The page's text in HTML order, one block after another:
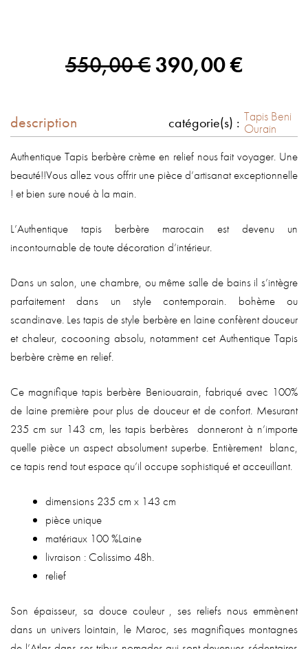
550,00€390,00€
description catégorie(s) : Tapis Beni
Ourain
Authentique Tapis berbère crème en relief nous fait voyager. Une
beauté!!Vous allez vous offrir une pièce d’artisanat exceptionnelle
! et bien sure noué à la main.
L’Authentique tapis berbère marocain est devenu un
incontournable de toute décoration d’intérieur.
Dans un salon, une chambre, ou même salle de bains il s’intègre
parfaitement dans un style contemporain. bohème ou
scandinave. Les tapis de style berbère en laine confèrent douceur
et chaleur, cocooning absolu, notamment cet Authentique Tapis
berbère crème en relief.
Ce magnifique tapis berbère Beniouarain, fabriqué avec 100%
de laine première pour plus de douceur et de confort. Mesurant
235 cm sur 143 cm, les tapis berbères donneront à n’importe
quelle pièce un aspect absolument superbe. Entièrement blanc,
ce tapis rend tout espace qu’il occupe sophistiqué et acceuillant.
dimensions 235 cm x 143 cm
pièce unique
matériaux 100 %Laine
livraison : Colissimo 48h.
relief
Son épaisseur, sa douce couleur , ses reliefs nous emmènent
dans un univers lointain, le Maroc, ses magnifiques montagnes